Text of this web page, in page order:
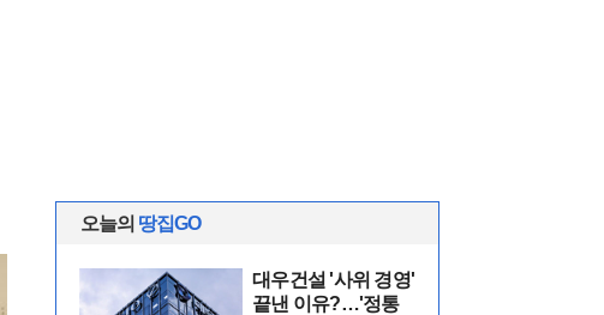
오늘의 땅집GO
대우건설 '사위 경영'
끝낸 이유?…'정통